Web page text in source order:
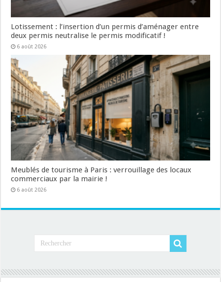
Lotissement : l’insertion d’un permis d’aménager entre
deux permis neutralise le permis modificatif !
6 août 2026
Meublés de tourisme à Paris : verrouillage des locaux
commerciaux par la mairie !
6 août 2026